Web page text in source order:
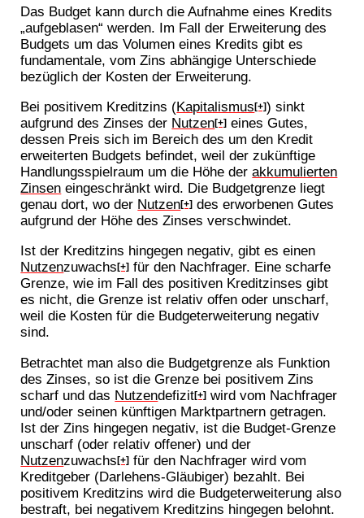
Das Budget kann durch die Aufnahme eines Kredits
„aufgeblasen“ werden. Im Fall der Erweiterung des
Budgets um das Volumen eines Kredits gibt es
fundamentale, vom Zins abhängige Unterschiede
bezüglich der Kosten der Erweiterung.
Bei positivem Kreditzins (Kapitalismus[+]) sinkt
aufgrund des Zinses der Nutzen[+] eines Gutes,
dessen Preis sich im Bereich des um den Kredit
erweiterten Budgets befindet, weil der zukünftige
Handlungsspielraum um die Höhe derakkumulierten
Zinsen eingeschränkt wird. Die Budgetgrenze liegt
genau dort, wo der Nutzen[+] des erworbenen Gutes
aufgrund der Höhe des Zinses verschwindet.
Ist der Kreditzins hingegen negativ, gibt es einen
Nutzenzuwachs[+] für den Nachfrager. Eine scharfe
Grenze, wie im Fall des positiven Kreditzinses gibt
es nicht, die Grenze ist relativ offen oder unscharf,
weil die Kosten für die Budgeterweiterung negativ
sind.
Betrachtet man also die Budgetgrenze als Funktion
des Zinses, so ist die Grenze bei positivem Zins
scharf und das Nutzendefizit[+] wird vom Nachfrager
und/oder seinen künftigen Marktpartnern getragen.
Ist der Zins hingegen negativ, ist die Budget-Grenze
unscharf (oder relativ offener) und der
Nutzenzuwachs[+] für den Nachfrager wird vom
Kreditgeber (Darlehens-Gläubiger) bezahlt. Bei
positivem Kreditzins wird die Budgeterweiterung also
bestraft, bei negativem Kreditzins hingegen belohnt.